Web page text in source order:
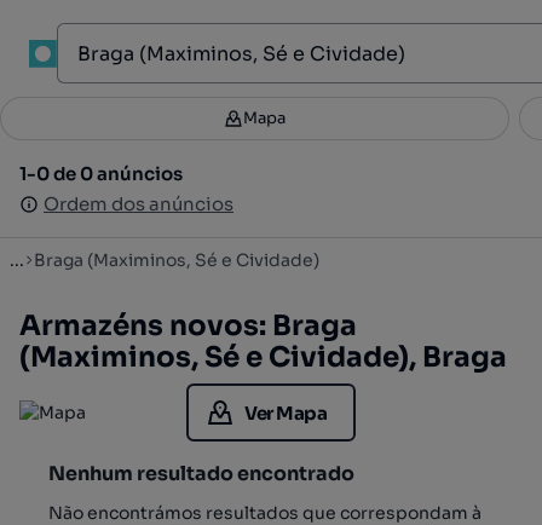
Filtros 3
1-0 de 0 anúncios
Ordem dos anúncios
Mapa
1-0 de 0 anúncios
Ordem dos anúncios
... Braga (Maximinos, Sé e Cividade)
Armazéns novos: Braga
(Maximinos, Sé e Cividade), Braga
Ver Mapa
Nenhum resultado encontrado
Não encontrámos resultados que correspondam à